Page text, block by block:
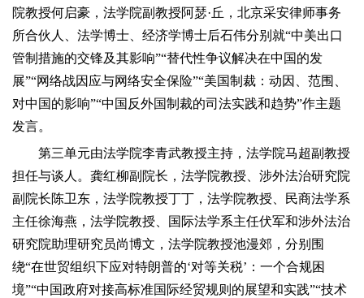
院教授何启豪，法学院副教授阿瑟·丘，北京采安律师事务
所合伙人、法学博士、经济学博士后石伟分别就“中美出口
管制措施的交锋及其影响”“替代性争议解决在中国的发
展”“网络战因应与网络安全保险”“美国制裁：动因、范围、
对中国的影响”“中国反外国制裁的司法实践和趋势”作主题
发言。
第三单元由法学院李青武教授主持，法学院马超副教授
担任与谈人。龚红柳副院长，法学院教授、涉外法治研究院
副院长陈卫东，法学院教授丁丁，法学院教授、民商法学系
主任徐海燕，法学院教授、国际法学系主任伏军和涉外法治
研究院助理研究员尚博文，法学院教授池漫郊，分别围
绕“在世贸组织下应对特朗普的‘对等关税’：一个合规困
境”“中国政府对接高标准国际经贸规则的展望和实践”“技术